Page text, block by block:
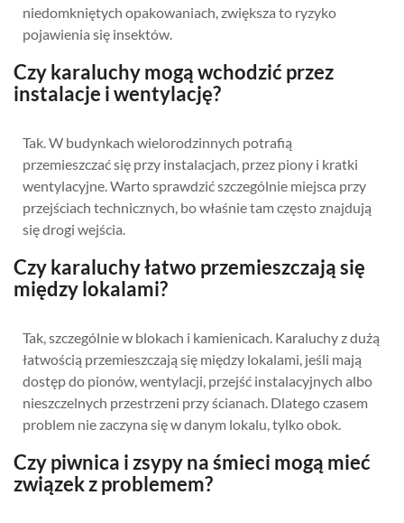
niedomkniętych opakowaniach, zwiększa to ryzyko
pojawienia się insektów.
Czy karaluchy mogą wchodzić przez
instalacje i wentylację?
Tak. W budynkach wielorodzinnych potrafią
przemieszczać się przy instalacjach, przez piony i kratki
wentylacyjne. Warto sprawdzić szczególnie miejsca przy
przejściach technicznych, bo właśnie tam często znajdują
się drogi wejścia.
Czy karaluchy łatwo przemieszczają się
między lokalami?
Tak, szczególnie w blokach i kamienicach. Karaluchy z dużą
łatwością przemieszczają się między lokalami, jeśli mają
dostęp do pionów, wentylacji, przejść instalacyjnych albo
nieszczelnych przestrzeni przy ścianach. Dlatego czasem
problem nie zaczyna się w danym lokalu, tylko obok.
Czy piwnica i zsypy na śmieci mogą mieć
związek z problemem?